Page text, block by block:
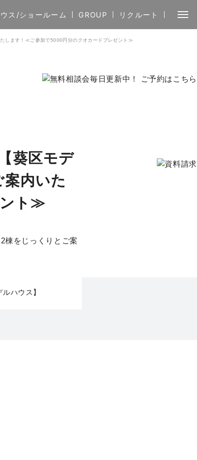
ス/ショールーム GROUP リクルート
たします！≪ご参加で5000円分のクオカードプレゼント≫
葵区モデ
内いた
ント≫
ハウス】